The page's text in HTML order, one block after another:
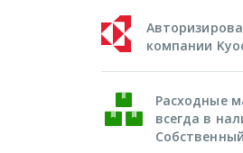
компании
Расходные
всегда в